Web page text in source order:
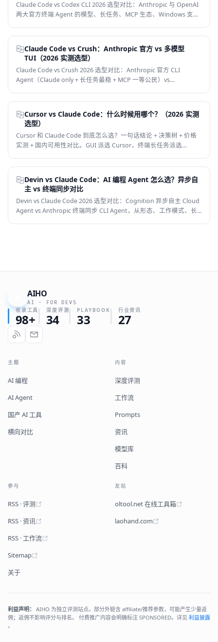
Claude Code vs Codex CLI 2026 选型对比：Anthropic 与 OpenAI
两大官方终端 Agent 的模型、长任务、MCP 生态、Windows 支
端 AI Agent，以及能不能两个一起用。
Claude Code vs Crush：Anthropic 官方 vs 多模型
TUI（2026 实测选型）
Claude Code vs Crush 2026 选型对比：Anthropic 官方 CLI
Agent（Claude only + 长任务最稳 + MCP 一等公民）vs
FSL-1.1-MIT）。从模型、长任务、生态、价格、国内可用性帮你选
对终端 AI 编程工具。
Cursor vs Claude Code：什么时候用哪个？（2026 实测
选型）
Cursor 和 Claude Code 到底怎么选？一句话结论 + 决策树 + 价格
实测 + 国内可用性对比。GUI 派选 Cursor，终端长任务派选
Devin vs Claude Code：AI 编程 Agent 怎么选？异步自
主 vs 终端同步对比
Devin vs Claude Code 2026 选型对比：Cognition 异步自主 Cloud
Agent vs Anthropic 终端同步 CLI Agent，从形态、工作模式、长
AIHO
AI · FOR DEVS
收录工具
98+
深度评测
34
PLAYBOOK
33
行业资讯
27
主题
AI 编程
AI Agent
国产 AI 工具
横向对比
内容
深度评测
工作流
Prompts
资讯
模型库
百科
参与
RSS · 评测
RSS · 资讯
RSS · 工作流
Sitemap
关于
友站
oltool.net 在线工具箱
laohand.com
利益声明：
AIHO 为独立评测站点。部分外链含 affiliate/推荐参数，可能产生少量返
佣；返佣不影响评分与排名。 付费推广内容会明确标注 SPONSORED。详见 利益披露
。